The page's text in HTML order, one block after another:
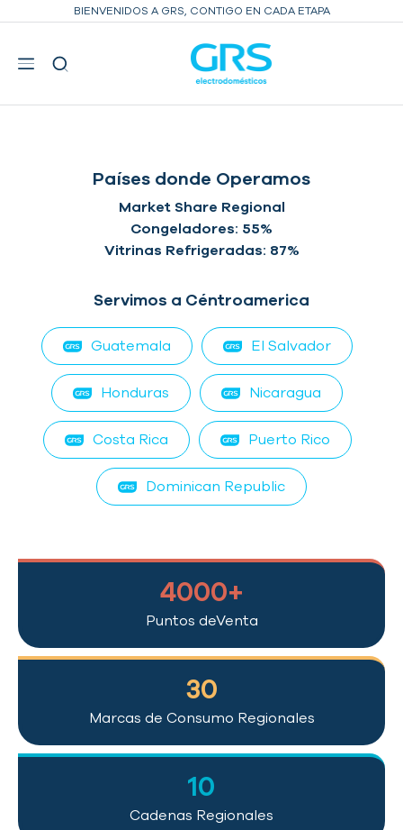
BIENVENIDOS A GRS, CONTIGO EN CADA ETAPA
Países donde Operamos
Market Share Regional
Congeladores: 55%
Vitrinas Refrigeradas: 87%
Servimos a Céntroamerica
Guatemala El Salvador
Honduras Nicaragua
Costa Rica Puerto Rico
Dominican Republic
4000+
Puntos deVenta
30
Marcas de Consumo Regionales
10
Cadenas Regionales